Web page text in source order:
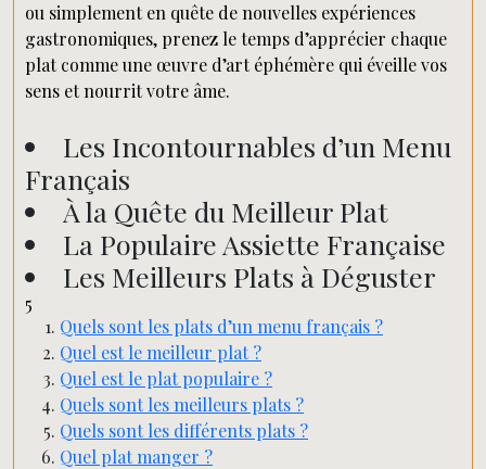
ou simplement en quête de nouvelles expériences
gastronomiques, prenez le temps d’apprécier chaque
plat comme une œuvre d’art éphémère qui éveille vos
sens et nourrit votre âme.
Les Incontournables d’un Menu
Français
À la Quête du Meilleur Plat
La Populaire Assiette Française
Les Meilleurs Plats à Déguster
5
Quels sont les plats d’un menu français ?
Quel est le meilleur plat ?
Quel est le plat populaire ?
Quels sont les meilleurs plats ?
Quels sont les différents plats ?
Quel plat manger ?